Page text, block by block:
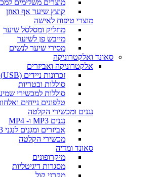
מוצרים משלימים
קוצץ שיער אף ואוזן
מוצרי טיפוח לאישה
מחליק ומסלסל שיער
מייבש פן לשיער
מסירי שיער לנשים
סאונד ואלקטרוניקה
אלקטרוניקה ואביזרים
זכרונות ניידים (USB) וכרטיסי זיכרון
סוללות ובטריות
סוללות למכשירי
טלפונים נייחים
נגנים ומכשירי הקלטה
נגנים MP3 ו- MP4
אביזרים ומגנים לנגני MP3 ו- MP4
מכשירי הקלטה
סאונד ומדיה
מיקרופונים
מסגרות דיגיטליות
מקרני קול